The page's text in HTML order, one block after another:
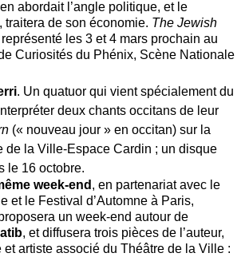
abordait l’angle politique, et le
, traitera de son économie. The Jewish
les 3 et 4 mars prochain au
Curiosités du Phénix, Scène Nationale
. Un quatuor qui vient spécialement du
deux chants occitans de leur
(« nouveau jour » en occitan) sur la
de la Ville-Espace Cardin ; un disque
le 16 octobre.
week-end , en partenariat avec le
et le Festival d’Automne à Paris,
un week-end autour de
, et diffusera trois pièces de l’auteur,
et artiste associé du Théâtre de la Ville :